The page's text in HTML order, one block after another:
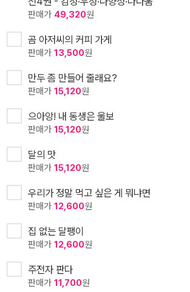
판매가 49,320원
곰 아저씨의 커피 가게
판매가 13,500원
만두 좀 만들어 줄래요?
판매가 15,120원
으아앙! 내 동생은 울보
판매가 15,120원
달의 맛
판매가 15,120원
우리가 정말 먹고 싶은 게 뭐냐면
판매가 12,600원
집 없는 달팽이
판매가 12,600원
주전자 판다
판매가 11,700원